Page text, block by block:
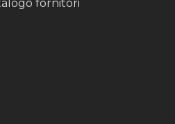
fornitori